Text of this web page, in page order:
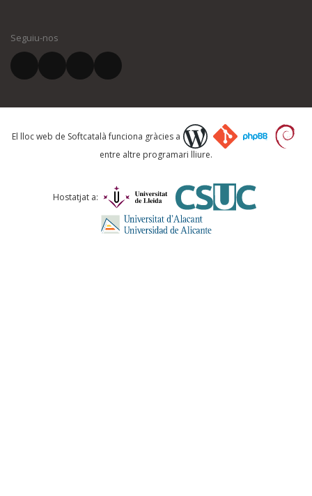
El vostre correu electrònic *
Què proposeu?
Comentari *
Seguiu-nos
El lloc web de Softcatalà funciona gràcies a
entre altre programari lliure.
Hostatjat a: